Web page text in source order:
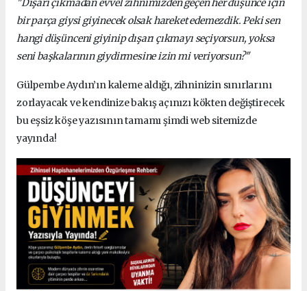
"Dışarı çıkmadan evvel zihnimizden geçen her düşünce için
bir parça giysi giyinecek olsak hareket edemezdik. Peki sen
hangi düşünceni giyinip dışarı çıkmayı seçiyorsun, yoksa
seni başkalarının giydirmesine izin mi veriyorsun?"
Gülpembe Aydın’ın kaleme aldığı, zihninizin sınırlarını
zorlayacak ve kendinize bakış açınızı kökten değiştirecek
bu eşsiz köşe yazısının tamamı şimdi web sitemizde
yayında!